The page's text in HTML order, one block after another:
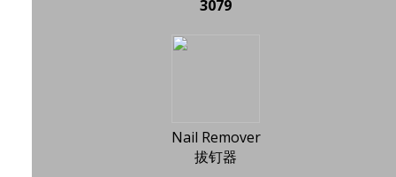
3079
Nail Remover
拔钉器